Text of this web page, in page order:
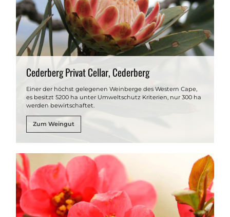
Cederberg Privat Cellar, Cederberg
Einer der höchst gelegenen Weinberge des Western Cape,
es besitzt 5200 ha unter Umweltschutz Kriterien, nur 300 ha
werden bewirtschaftet.
Zum Weingut